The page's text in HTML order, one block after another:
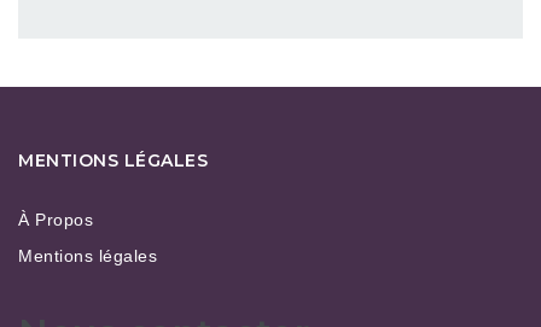
MENTIONS LÉGALES
À Propos
Mentions légales